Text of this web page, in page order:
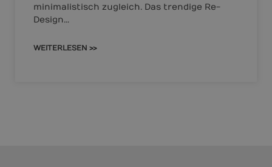
minimalistisch zugleich. Das trendige Re-
Design…
WEITERLESEN >>